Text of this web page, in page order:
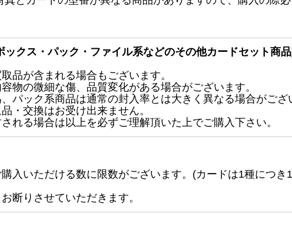
ックス・パック・ファイル系などのその他カードセット商品)
品が含まれる場合もございます。
物の微細な傷、品質変化がある場合がございます。
パック系商品は通常の封入率とは大きく異なる場合がござ
・交換はお受け出来ません。
れる場合は以上を必ずご理解頂いた上でご購入下さい。
入いただける数に限数がございます。(カードは1種につき
断りさせていただきます。